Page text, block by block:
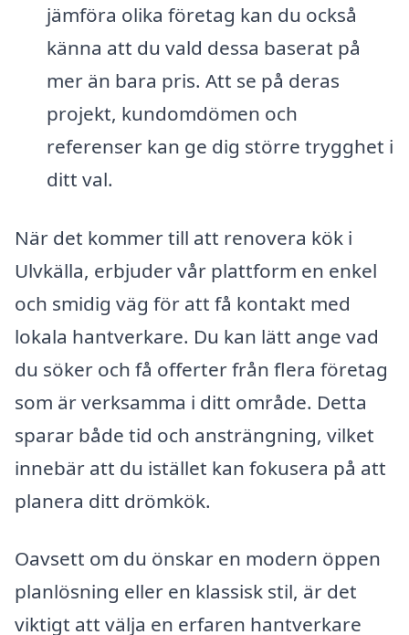
jämföra olika företag kan du också
känna att du vald dessa baserat på
mer än bara pris. Att se på deras
projekt, kundomdömen och
referenser kan ge dig större trygghet i
ditt val.
När det kommer till att renovera kök i
Ulvkälla, erbjuder vår plattform en enkel
och smidig väg för att få kontakt med
lokala hantverkare. Du kan lätt ange vad
du söker och få offerter från flera företag
som är verksamma i ditt område. Detta
sparar både tid och ansträngning, vilket
innebär att du istället kan fokusera på att
planera ditt drömkök.
Oavsett om du önskar en modern öppen
planlösning eller en klassisk stil, är det
viktigt att välja en erfaren hantverkare